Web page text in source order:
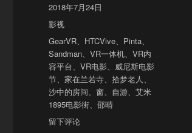
发
布
于
2018年7月24日
分
类
影视
标
签
GearVR、 HTCVive、 Pinta、
Sandman、VR一体机、VR内
容平台、VR电影、 威尼斯电影
节、家在兰若寺、拾梦老人、
沙中的房间、 窗、 自游、艾米
1895电影街、邵晴
于
留下评论